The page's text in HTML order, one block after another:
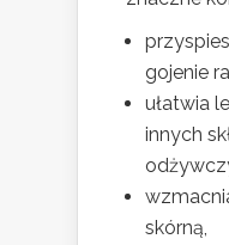
gojenie
ułatwia
innych
skórną,